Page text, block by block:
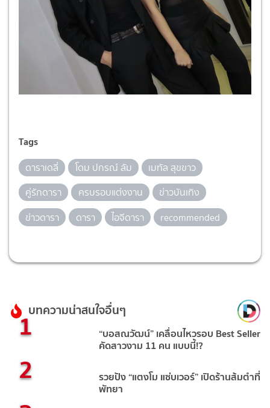
Tags
ดาราเดลี่ โดม ปกรณ์ ลัม
เมทัล สุขขาว
คู่รักดารา
ครบรอบแต่งงาน
ข่าวบันเทิง
ข่าวดารา
ดารา ไอจีดารา recommended
บทความน่าสนใจอื่นๆ
1 “บอสณวัฒน์” เคลื่อนไหวรอบ Best Seller
คัดสาวงาม 11 คน แบบนี้!?
2 รวยปัง “แตงโม แซ่บเวอร์” เปิดร้านส้มตำที่
พัทยา